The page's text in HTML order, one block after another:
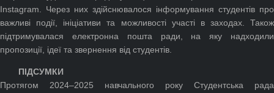
Instagram. Через них здійснювалося інформування студентів про
важливі події, ініціативи та можливості участі в заходах. Також
підтримувалася електронна пошта ради, на яку надходили
пропозиції, ідеї та звернення від студентів.
ПІДСУМКИ
Протягом 2024–2025 навчального року Студентська рада